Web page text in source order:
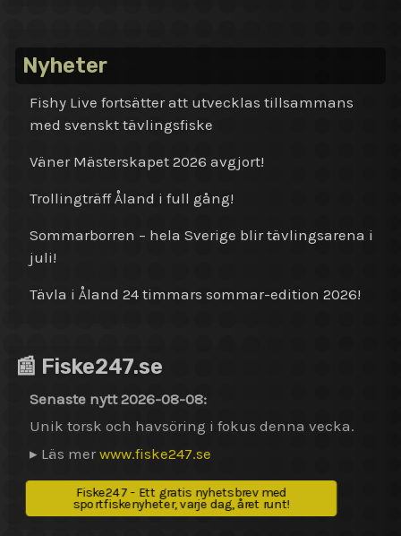
Nyheter
Fishy Live fortsätter att utvecklas tillsammans
med svenskt tävlingsfiske
Väner Mästerskapet 2026 avgjort!
Trollingträff Åland i full gång!
Sommarborren – hela Sverige blir tävlingsarena i
juli!
Tävla i Åland 24 timmars sommar-edition 2026!
📰 Fiske247.se
Senaste nytt 2026-08-08:
Unik torsk och havsöring i fokus denna vecka.
▸ Läs merwww.fiske247.se
Fiske247 - Ett gratis nyhetsbrev med
sportfiskenyheter, varje dag, året runt!